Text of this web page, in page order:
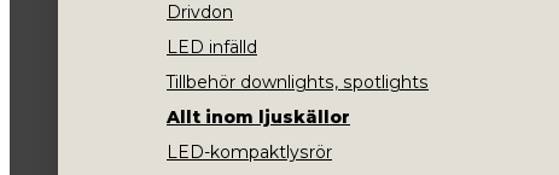
Drivdon
LED infälld
Tillbehör downlights, spotlights
Allt inom ljuskällor
LED-kompaktlysrör